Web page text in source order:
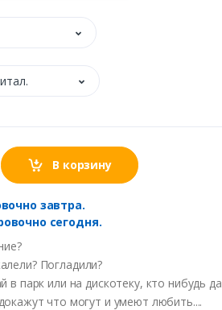
В корзину
завтра.
сегодня.
? Погладили?
в парк или на дискотеку, кто нибудь да
докажут что могут и умеют любить....